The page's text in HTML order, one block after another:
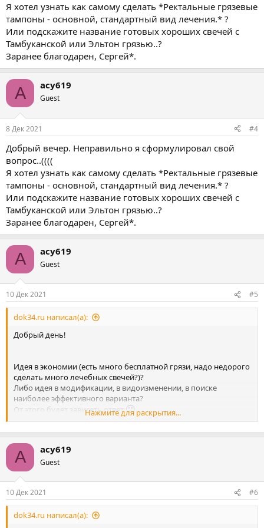
вторым вариантом и поэкспериментировать🙂
Не могу исключить.
Нечёткость контуров - нехорошо...
Свежие достаточно, похоже на то..или организм хорошо
борется на Вашей стороне
Не соображу , что за сокращение, сорри...
По смыслу -типа гиперплазии ,аденомы, а по сокращению
эта ПЧУ деформирует?
Тогда понятно
Вот понял ,земляки!
Так вот.
Прополис и другие "жирные" вещества - легко и просто с
нагревом растворить в жировой основе свечи ,и затем при
охлаждении - получить свечу.
А вот грязь, которая водорастворимая - её не так просто
...эмульгировать или растворять.
Я могу это обдумать и даже опробовать - если Вы имеете некий
опыт и энтузиазм для реализации🙂
Либо пойти более простым путём
Либо ещё варианты, обсуждаемо!
Я хотел узнать как самому сделать *Ректальные грязевые
тампоны - основной, стандартный вид лечения.* ?
Или подскажите название готовых хороших свечей с
Тамбуканской или Эльтон грязью..?
Заранее благодарен, Сергей*.
А асу619
Guest
8 Дек 2021 #4
Добрый вечер. Неправильно я сформулировал свой
вопрос..((((
Я хотел узнать как самому сделать *Ректальные грязевые
тампоны - основной, стандартный вид лечения.* ?
Или подскажите название готовых хороших свечей с
Тамбуканской или Эльтон грязью..?
Заранее благодарен, Сергей*.
А асу619
Guest
10 Дек 2021 #5
dok34.ru написал(а):
Добрый день!
Идея в экономии (есть много бесплатной грязи, надо недорого
сделать много лечебных свечей?)?
Либо идея в модификации, в видоизменении, в поиске
наиболее эффективного варианта?
От этого будет зависеть ответ🙂
Дело в том, что я такие свечи ,из грязи - никогда сам не делал
🙂
Но будучи немного химиком
вторым вариантом и поэкспериментировать
Не могу исключить.
Нечёткость контуров - нехорошо...
Нажмите для раскрытия...
А асу619
Guest
10 Дек 2021 #6
dok34.ru написал(а):